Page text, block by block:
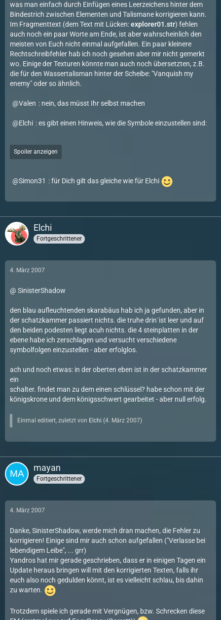
was man einfach durch Einfügen eines Leerzeichens hinter dem
Bindestrich zwischen Elementen und Talismane korrigieren kann.
Im Fragmenttext (dem Text mit Lücken:explorer01.str) fehlen
auch noch ein paar Worte am Ende, ist aber wahrscheinlich den
meisten von Euch nicht einmal aufgefallen. Ein paar kleinere
Rechtschreibfehler hab ich noch gesehen aber mir nicht gemerkt
wo. Einige der Texturen könnte man auch noch übersetzten, z.B.
die für den Wassertalisman hinter der Scheibe: "Vanquish my
enemy" oder so ähnlich.
Valen : nein, das müsst Ihr selbst machen
Elchi : es gibt einen Hinweis, wie die Symbole einzustellen sind:
Spoiler anzeigen
Simon31 : für Dich gilt das gleiche wie für Elchi
Elchi
Fortgeschrittener
4. März 2007
@ SinisterShadow
den blau aufleuchtenden skarabäus hab ich ja gefunden, aber in
der schatzkammer passiert nichts. die truhe drin´ist leer und auf
den beiden podesten liegt acuh nichts. die 4 steinplatten in der
ebene habe ich zerschlagen und versucht verschiedene
symbolfolgen einzustellen - aber erfolglos.
ach und noch etwas: in der oberten eben ist in der schatzkammer
ein
schalter. findet man zu dem einen schlüssel? habe schon mit der
königskrone und dem königsschwert gearbeitet - aber null erfolg.
Einmal editiert, zuletzt von Elchi (4. März 2007)
mayan
Fortgeschrittener
4. März 2007
Danke, SinisterShadow, werde mich dran machen, die Fehler zu
korrigieren! Einige sind mir auch schon aufgefallen ("Verlasse bei
lebendigem Leibe", ... grr)
Yandros hat mir gerade geschrieben, dass er in einigen Tagen ein
Update heraus bringen will mit den korrigierten Texten, falls ihr
euch also noch gedulden könnt, ist es vielleicht schlau, bis dahin
zu warten.
Trotzdem spiele ich gerade mit Vergnügen, bzw. Schrecken diese